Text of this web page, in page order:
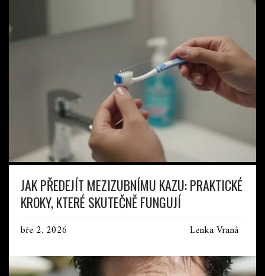
JAK PŘEDEJÍT MEZIZUBNÍMU KAZU: PRAKTICKÉ
KROKY, KTERÉ SKUTEČNĚ FUNGUJÍ
bře 2, 2026 Lenka Vraná